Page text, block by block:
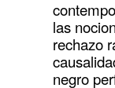
las
rechazo
negro